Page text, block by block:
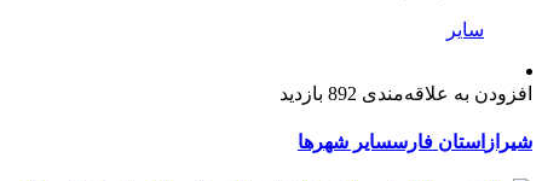
سایر
افزودن به علاقه‌مندی 892 بازدید
شیراز استان فارسسایر شهرها